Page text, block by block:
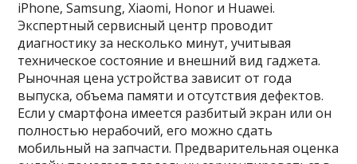
iPhone‚ Samsung‚ Xiaomi‚ Honor и Huawei.
Экспертный сервисный центр проводит
диагностику за несколько минут‚ учитывая
техническое состояние и внешний вид гаджета.
Рыночная цена устройства зависит от года
выпуска‚ объема памяти и отсутствия дефектов.
Если у смартфона имеется разбитый экран или он
полностью нерабочий‚ его можно сдать
мобильный на запчасти. Предварительная оценка